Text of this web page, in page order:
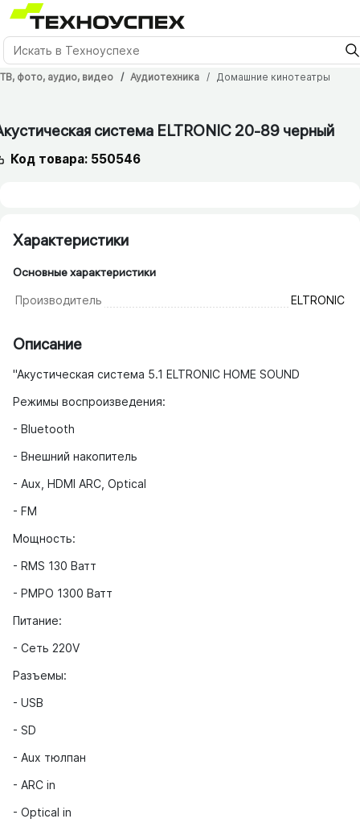
ТВ, фото, аудио, видео Аудиотехника Домашние кинотеатры
система ELTRONIC 20-89 черный
Код товара: 550546
Характеристики
Основные характеристики
Производитель ELTRONIC
Описание
"Акустическая система 5.1 ELTRONIC HOME SOUND
Режимы воспроизведения:
- Bluetooth
- Внешний накопитель
- Aux, HDMI ARC, Optical
- FM
Мощность:
- RMS 130 Ватт
- PMPO 1300 Ватт
Питание:
- Сеть 220V
Разъемы:
- USB
- SD
- Auх тюлпан
- ARC in
- Optical in